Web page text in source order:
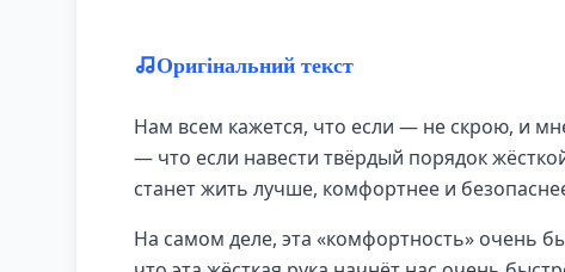
Оригінальний текст
Нам всем кажется, что если — не скрою, и
— что если навести твёрдый порядок
станет жить лучше, комфортнее и
На самом деле, эта «комфортность» очень